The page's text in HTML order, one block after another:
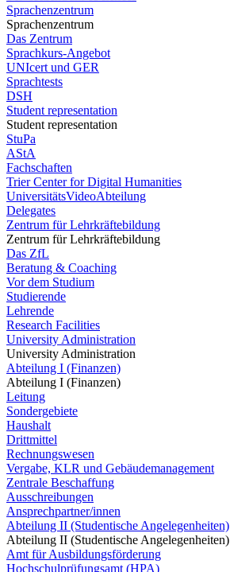
Sprachenzentrum
Sprachenzentrum
Das Zentrum
Sprachkurs-Angebot
UNIcert und GER
Sprachtests
DSH
Student representation
Student representation
StuPa
AStA
Fachschaften
Trier Center for Digital Humanities
UniversitätsVideoAbteilung
Delegates
Zentrum für Lehrkräftebildung
Zentrum für Lehrkräftebildung
Das ZfL
Beratung & Coaching
Vor dem Studium
Studierende
Lehrende
Research Facilities
University Administration
University Administration
Abteilung I (Finanzen)
Abteilung I (Finanzen)
Leitung
Sondergebiete
Haushalt
Drittmittel
Rechnungswesen
Vergabe, KLR und Gebäudemanagement
Zentrale Beschaffung
Ausschreibungen
Ansprechpartner/innen
Abteilung II (Studentische Angelegenheiten)
Abteilung II (Studentische Angelegenheiten)
Amt für Ausbildungsförderung
Hochschulprüfungsamt (HPA)